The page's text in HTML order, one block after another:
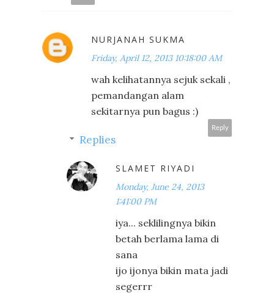
NURJANAH SUKMA
Friday, April 12, 2013 10:18:00 AM
wah kelihatannya sejuk sekali ,
pemandangan alam
sekitarnya pun bagus :)
Reply
Replies
SLAMET RIYADI
Monday, June 24, 2013
1:41:00 PM
iya... seklilingnya bikin
betah berlama lama di
sana
ijo ijonya bikin mata jadi
segerrr